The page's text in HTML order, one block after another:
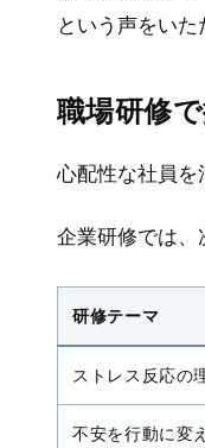
という声をいた
職場研修
心配性な社員を
企業研修では、
研修テーマ
ストレス反応の
不安を行動に変